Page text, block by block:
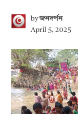
by জনদর্পন
April 5, 2025